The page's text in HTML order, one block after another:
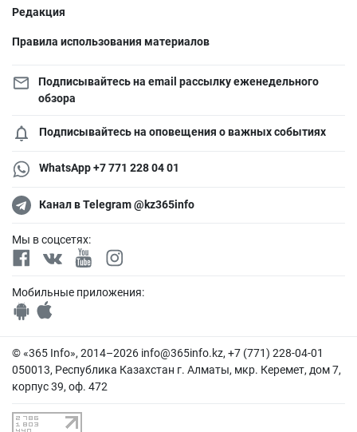
Редакция
Правила использования материалов
Подписывайтесь на email рассылку еженедельного
обзора
Подписывайтесь на оповещения о важных событиях
WhatsApp +7 771 228 04 01
Канал в Telegram @kz365info
Мы в соцсетях:
Мобильные приложения:
© «365 Info», 2014–2026 info@365info.kz, +7 (771) 228-04-01
050013, Республика Казахстан г. Алматы, мкр. Керемет, дом 7,
корпус 39, оф. 472